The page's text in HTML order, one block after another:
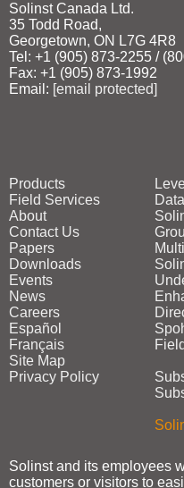
Solinst Canada Ltd.
35 Todd Road,
Georgetown, ON L7G 4R8
Tel: +1 (905) 873‑2255 /
Fax: +1 (905) 873‑1992
Email: [email protected]
Products
Field Services
About
Contact Us
Papers
Downloads
Events
News
Careers
Español
Français
Site Map
Privacy Policy
Solinst and its employees
customers or visitors to